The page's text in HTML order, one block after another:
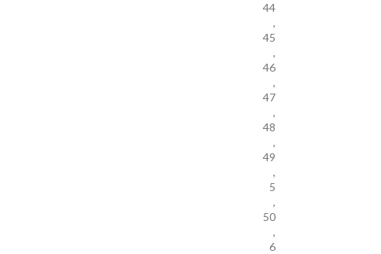
44
,
45
,
46
,
47
,
48
,
49
,
5
,
50
,
6